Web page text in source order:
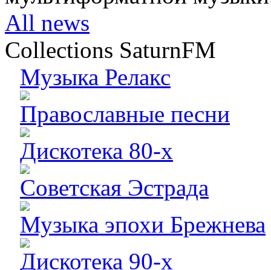
All news
Collections SaturnFM
Музыка Релакс
Православные песни
Дискотека 80-х
Советская Эстрада
Музыка эпохи Брежнева
Дискотека 90-х